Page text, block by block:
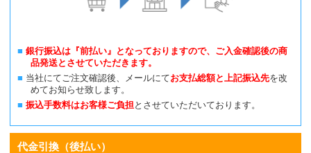
銀行振込は『前払い』となっておりますので、ご入金確認後の商
品発送とさせていただきます。
当社にてご注文確認後、メールにてお支払総額と上記振込先を改
めてお知らせ致します。
振込手数料はお客様ご負担とさせていただいております。
代金引換（後払い）